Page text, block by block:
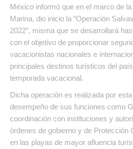
México informó que en el marco de
Marina, dio inicio la “Operación
2022”, misma que se desarrollará
con el objetivo de proporcionar
vacacionistas nacionales e
principales destinos turísticos del
temporada vacacional.
Dicha operación es realizada por
desempeño de sus funciones como
coordinación con instituciones y
órdenes de gobierno y de Protección
en las playas de mayor afluencia